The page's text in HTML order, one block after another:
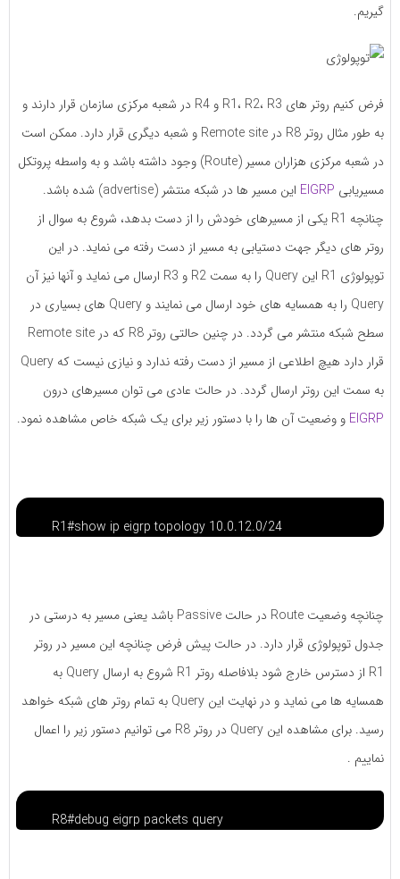
گیریم.
فرض کنیم روتر های R1، R2، R3 و R4 در شعبه مرکزی سازمان قرار دارند و
به طور مثال روتر R8 در Remote site و شعبه دیگری قرار دارد. ممکن است
در شعبه مرکزی هزاران مسیر (Route) وجود داشته باشد و به واسطه پروتکل
مسیریابی EIGRP
این مسیر ها در شبکه منتشر (advertise) شده باشد.
چنانچه R1 یکی از مسیرهای خودش را از دست بدهد، شروع به سوال از
روتر های دیگر جهت دستیابی به مسیر از دست رفته می نماید. در این
توپولوژی R1 این Query را به سمت R2 و R3 ارسال می نماید و آنها نیز آن
Query را به همسایه های خود ارسال می نمایند و Query های بسیاری در
سطح شبکه منتشر می گردد. در چنین حالتی روتر R8 که در Remote site
قرار دارد هیچ اطلاعی از مسیر از دست رفته ندارد و نیازی نیست که Query
به سمت این روتر ارسال گردد. در حالت عادی می توان مسیرهای درون
EIGRPو وضعیت آن ها را با دستور زیر برای یک شبکه خاص مشاهده نمود.
R1#show ip eigrp topology 10.0.12.0/24
چنانچه وضعیت Route در حالت Passive باشد یعنی مسیر به درستی در
جدول توپولوژی قرار دارد. در حالت پیش فرض چنانچه این مسیر در روتر
R1 از دسترس خارج شود بلافاصله روتر R1 شروع به ارسال Query به
همسایه ها می نماید و در نهایت این Query به تمام روتر های شبکه خواهد
رسید. برای مشاهده این Query در روتر R8 می توانیم دستور زیر را اعمال
نماییم .
R8#debug eigrp packets query